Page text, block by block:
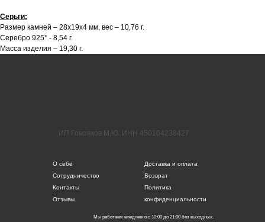
Серьги:
Размер камней – 28х19х4 мм, вес – 10,76 г.
Серебро 925* - 8,54 г.
Масса изделия – 19,30 г.
О себе
Сотрудничество
Контакты
Отзывы
ИП Гомзяков М.Ю. ИНН 450104238427
Доставка и оплата
Возврат
Политика
конфиденциальности
Мы работаем ежедневно с 10:00 до 21:00 без выходных.